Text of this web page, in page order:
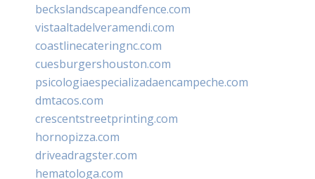
beckslandscapeandfence.com
vistaaltadelveramendi.com
coastlinecateringnc.com
cuesburgershouston.com
psicologiaespecializadaencampeche.com
dmtacos.com
crescentstreetprinting.com
hornopizza.com
driveadragster.com
hematologa.com